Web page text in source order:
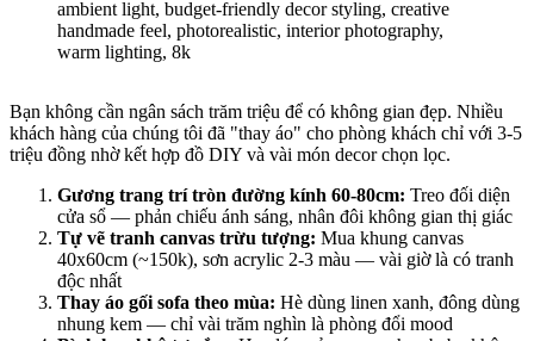
Bạn không cần ngân sách trăm triệu để có không gian đẹp. Nhiều
khách hàng của chúng tôi đã "thay áo" cho phòng khách chỉ với 3-5
triệu đồng nhờ kết hợp đồ DIY và vài món decor chọn lọc.
Gương trang trí tròn đường kính 60-80cm: Treo đối diện
cửa sổ — phản chiếu ánh sáng, nhân đôi không gian thị giác
Tự vẽ tranh canvas trừu tượng: Mua khung canvas
40x60cm (~150k), sơn acrylic 2-3 màu — vài giờ là có tranh
độc nhất
Thay áo gối sofa theo mùa: Hè dùng linen xanh, đông dùng
nhung kem — chỉ vài trăm nghìn là phòng đổi mood